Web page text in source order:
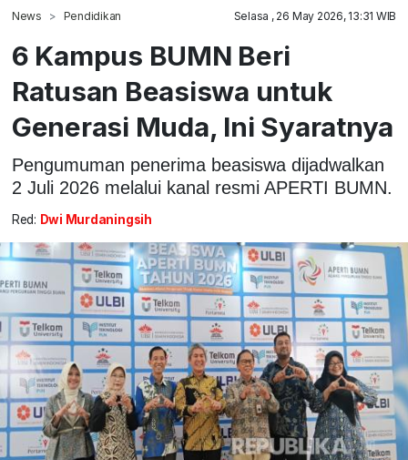
News Pendidikan Selasa , 26 May 2026, 13:31 WIB
6 Kampus BUMN Beri
Ratusan Beasiswa untuk
Generasi Muda, Ini Syaratnya
Pengumuman penerima beasiswa dijadwalkan
2 Juli 2026 melalui kanal resmi APERTI BUMN.
Red: Dwi Murdaningsih